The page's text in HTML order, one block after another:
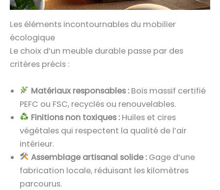
Les éléments incontournables du mobilier
écologique
Le choix d’un meuble durable passe par des
critères précis :
Matériaux responsables :Bois massif certifié
PEFC ou FSC, recyclés ou renouvelables.
Finitions non toxiques :Huiles et cires
végétales qui respectent la qualité de l’air
intérieur.
Assemblage artisanal solide :Gage d’une
fabrication locale, réduisant les kilomètres
parcourus.